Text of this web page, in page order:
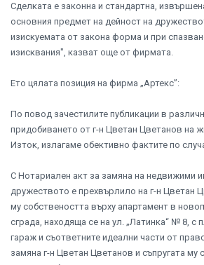
Сделката е законна и стандартна,
основния предмет на дейност на
изискуемата от закона форма и при
изисквания", казват още от фирмата.
Ето цялата позиция на фирма „Артекс”:
По повод зачестилите публикации в
придобиването от г-н Цветан Цветанов на
Изток, излагаме обективно фактите по
С Нотариален акт за замяна на недвижими
дружеството е прехвърлило на г-н Цветан
му собствеността върху апартамент в
сграда, находяща се на ул. „Латинка“ № 8, с
гараж и съответните идеални части от
замяна г-н Цветан Цветанов и съпругата му